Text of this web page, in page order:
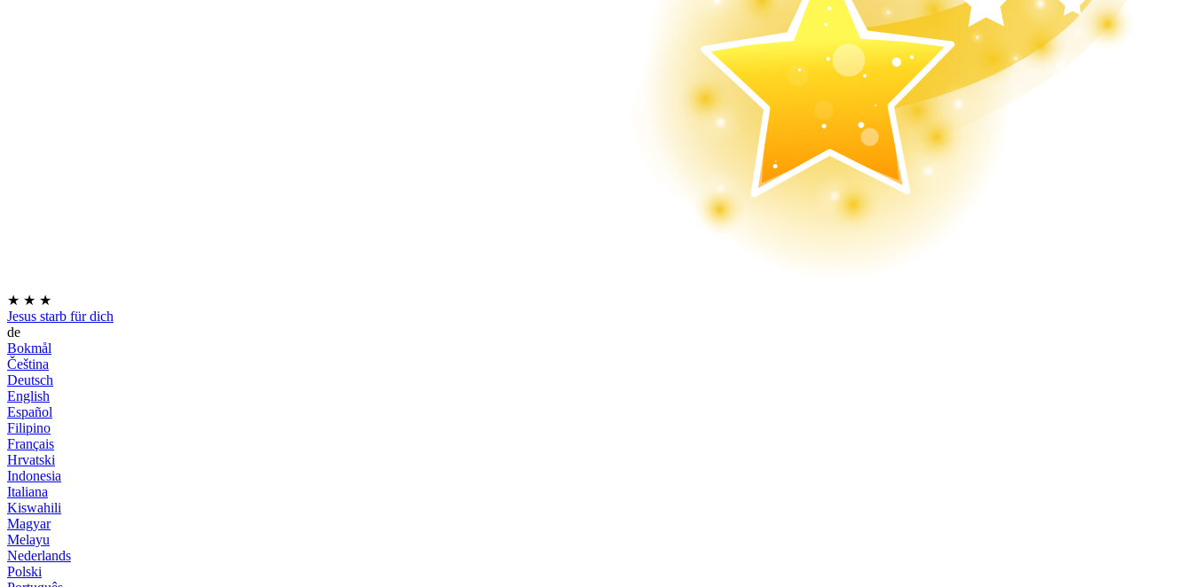
★ ★ ★
Jesus starb für dich
de
Bokmål
Čeština
Deutsch
English
Español
Filipino
Français
Hrvatski
Indonesia
Italiana
Kiswahili
Magyar
Melayu
Nederlands
Polski